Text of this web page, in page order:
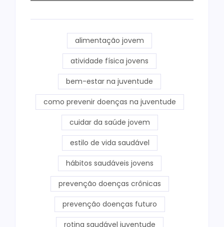
alimentação jovem
atividade física jovens
bem-estar na juventude
como prevenir doenças na juventude
cuidar da saúde jovem
estilo de vida saudável
hábitos saudáveis jovens
prevenção doenças crônicas
prevenção doenças futuro
rotina saudável juventude